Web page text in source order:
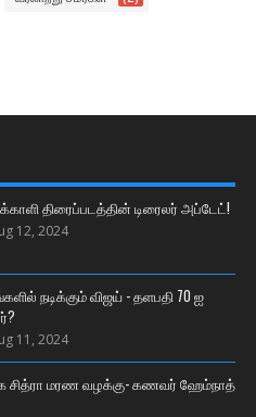
திரைப்படத்தின் டிரைலர் அப்டேட்!
12, 2024
நடிக்கும் விஜய் - தளபதி 70 ஐ
11, 2024
சித்ரா மரண வழக்கு- கணவர் ஹேம்நாத்